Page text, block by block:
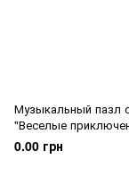
Музыкальный пазл
"Веселые
Fisher-Price
0.00 грн